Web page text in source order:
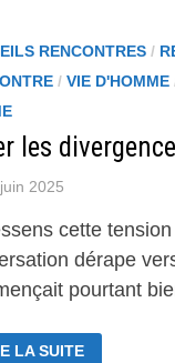
RENCONTRES/
/ VIE D'HOMME
les
2025
cette
dérape
pourtant
LA SUITE